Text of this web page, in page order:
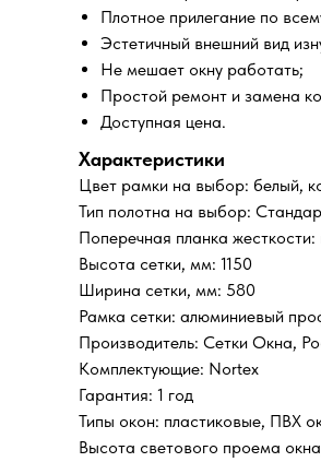
Плотное прилегание по
Эстетичный внешний вид
Не мешает окну работать;
Простой ремонт и замена
Доступная цена.
Характеристики
Цвет рамки на выбор: белый,
Тип полотна на выбор:
Поперечная планка
Высота сетки, мм: 1150
Ширина сетки, мм: 580
Рамка сетки: алюминиевый
Производитель: Сетки Окна,
Комплектующие: Nortex
Гарантия: 1 год
Типы окон: пластиковые, ПВХ
Высота светового проема